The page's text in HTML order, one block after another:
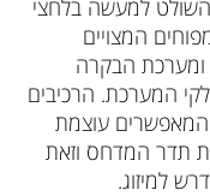
השולט למעשה בלחצי
המצויים
ומערכת הבקרה
המערכת. הרכיבים
המאפשרים עוצמת
תדר המדחס וזאת
למיזוג.